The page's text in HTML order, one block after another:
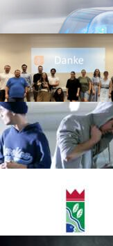
FB News
FB News
DER